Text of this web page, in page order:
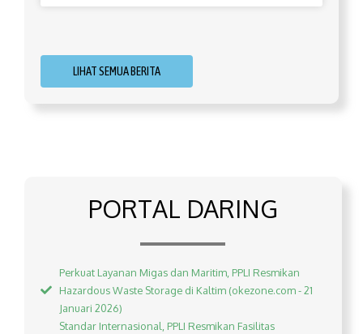
LIHAT SEMUA BERITA
PORTAL DARING
Perkuat Layanan Migas dan Maritim, PPLI Resmikan
Hazardous Waste Storage di Kaltim (okezone.com - 21
Januari 2026)
Standar Internasional, PPLI Resmikan Fasilitas